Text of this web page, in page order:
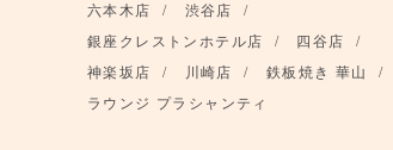
店舗情報
六本木店
渋谷店
銀座クレストンホテル店
四谷店
神楽坂店
川崎店
鉄板焼き 華山
ラウンジ プラシャンティ